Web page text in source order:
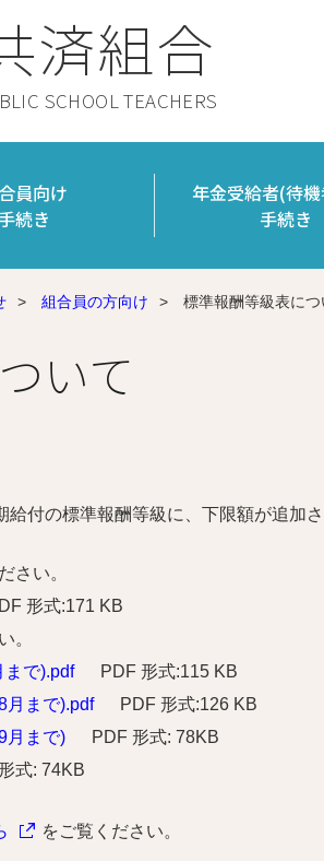
済組合
SCHOOL TEACHERS
員向け
手続き
年金受給者(待
手続き
> 組合員の方向け > 標準報酬等級表につ
いて
給付の標準報酬等級に、下限額が追加
さい。
形式:171 KB
。
まで).pdf
PDF 形式:115 KB
月まで).pdf
PDF 形式:126 KB
月まで)
PDF 形式: 78KB
式: 74KB
をご覧ください。